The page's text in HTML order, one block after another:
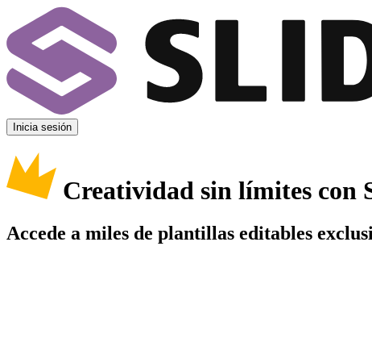
Inicia sesión
Creatividad sin límites con
Accede a miles de plantillas editables